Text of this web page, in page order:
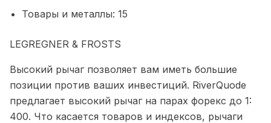
Товары и металлы: 15
LEGREGNER & FROSTS
Высокий рычаг позволяет вам иметь большие
позиции против ваших инвестиций. RiverQuode
предлагает высокий рычаг на парах форекс до 1:
400. Что касается товаров и индексов, рычаги